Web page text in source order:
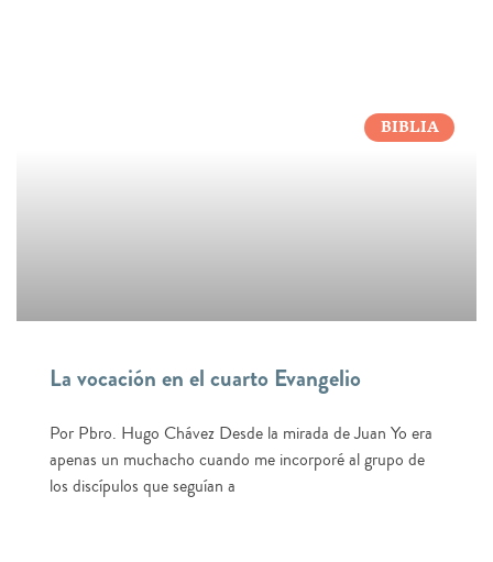
BIBLIA
La vocación en el cuarto Evangelio
Por Pbro. Hugo Chávez Desde la mirada de Juan Yo era
apenas un muchacho cuando me incorporé al grupo de
los discípulos que seguían a